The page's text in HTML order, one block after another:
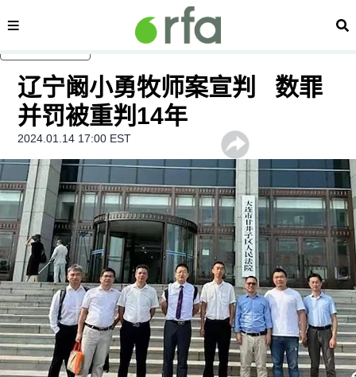
内容分类 搜
辽宁阚小勇牧师案宣判 数罪
并罚被重判14年
2024.01.14 17:00 EST